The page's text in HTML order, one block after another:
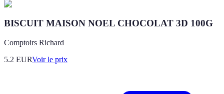
BISCUIT MAISON NOEL CHOCOLAT 3D 100G
Comptoirs Richard
5.2 EURVoir le prix